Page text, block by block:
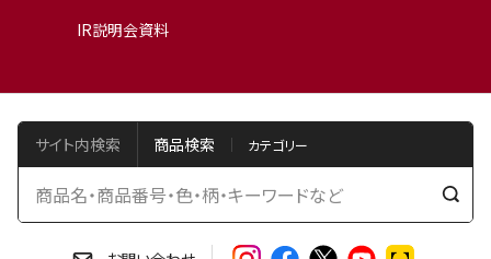
IR説明会資料
サイト内検索 商品検索
検